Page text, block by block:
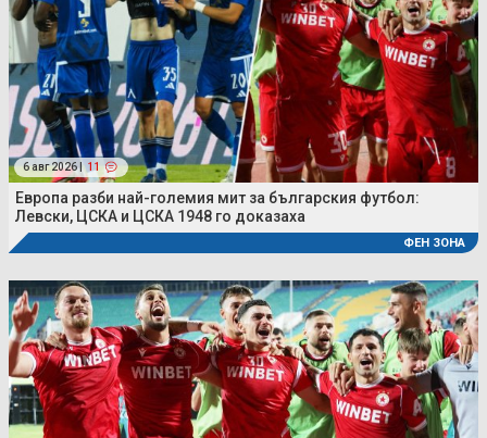
6 авг 2026 | 11
Европа разби най-големия мит за българския футбол:
Левски, ЦСКА и ЦСКА 1948 го доказаха
ФЕН ЗОНА